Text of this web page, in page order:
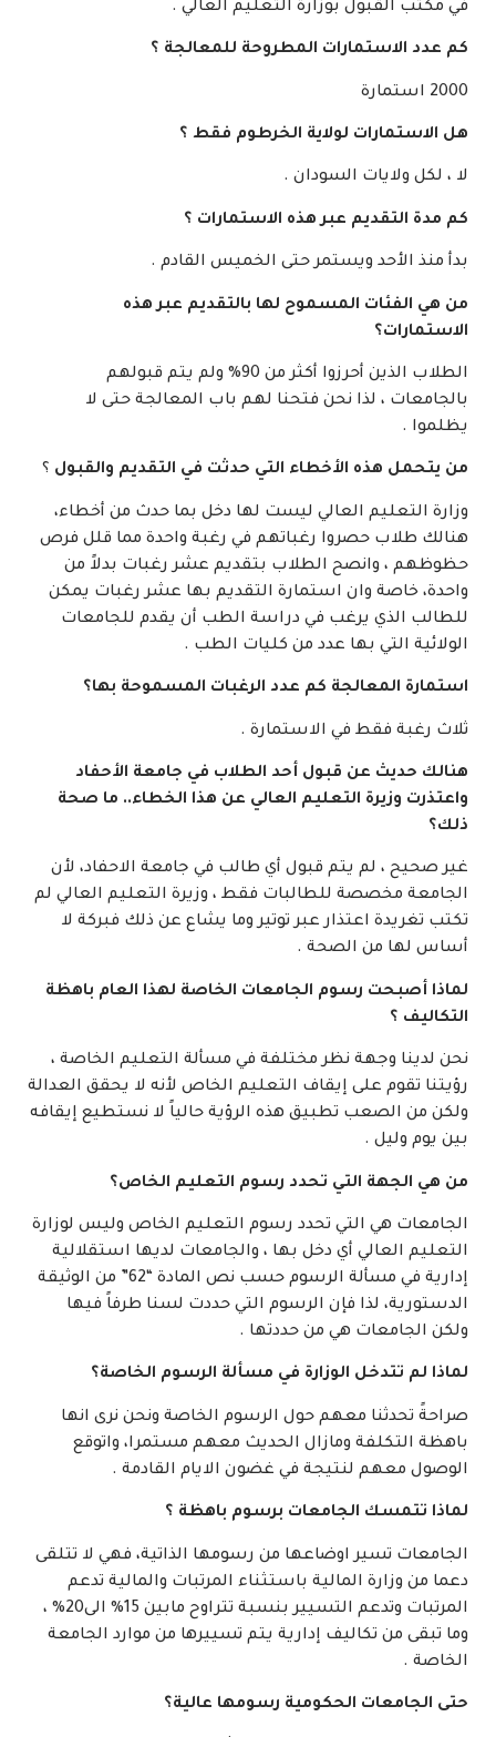
في مكتب القبول بوزارة التعليم العالي .
كم عدد الاستمارات المطروحة للمعالجة ؟
2000 استمارة
هل الاستمارات لولاية الخرطوم فقط ؟
لا ، لكل ولايات السودان .
كم مدة التقديم عبر هذه الاستمارات ؟
بدأ منذ الأحد ويستمر حتى الخميس القادم .
من هي الفئات المسموح لها بالتقديم عبر هذه
الاستمارات؟
الطلاب الذين أحرزوا أكثر من 90% ولم يتم قبولهم
بالجامعات ، لذا نحن فتحنا لهم باب المعالجة حتى لا
يظلموا .
من يتحمل هذه الأخطاء التي حدثت في التقديم والقبول ؟
وزارة التعليم العالي ليست لها دخل بما حدث من أخطاء،
هنالك طلاب حصروا رغباتهم في رغبة واحدة مما قلل فرص
حظوظهم ، وانصح الطلاب بتقديم عشر رغبات بدلاً من
واحدة، خاصة وان استمارة التقديم بها عشر رغبات يمكن
للطالب الذي يرغب في دراسة الطب أن يقدم للجامعات
الولائية التي بها عدد من كليات الطب .
استمارة المعالجة كم عدد الرغبات المسموحة بها؟
ثلاث رغبة فقط في الاستمارة .
هنالك حديث عن قبول أحد الطلاب في جامعة الأحفاد
واعتذرت وزيرة التعليم العالي عن هذا الخطاء.. ما صحة
ذلك؟
غير صحيح ، لم يتم قبول أي طالب في جامعة الاحفاد، لأن
الجامعة مخصصة للطالبات فقط ، وزيرة التعليم العالي لم
تكتب تغريدة اعتذار عبر توتير وما يشاع عن ذلك فبركة لا
أساس لها من الصحة .
لماذا أصبحت رسوم الجامعات الخاصة لهذا العام باهظة
التكاليف ؟
نحن لدينا وجهة نظر مختلفة في مسألة التعليم الخاصة ،
رؤيتنا تقوم على إيقاف التعليم الخاص لأنه لا يحقق العدالة
ولكن من الصعب تطبيق هذه الرؤية حالياً لا نستطيع إيقافه
بين يوم وليل .
من هي الجهة التي تحدد رسوم التعليم الخاص؟
الجامعات هي التي تحدد رسوم التعليم الخاص وليس لوزارة
التعليم العالي أي دخل بها ، والجامعات لديها استقلالية
إدارية في مسألة الرسوم حسب نص المادة “62” من الوثيقة
الدستورية، لذا فإن الرسوم التي حددت لسنا طرفاً فيها
ولكن الجامعات هي من حددتها .
لماذا لم تتدخل الوزارة في مسألة الرسوم الخاصة؟
صراحةً تحدثنا معهم حول الرسوم الخاصة ونحن نرى انها
باهظة التكلفة ومازال الحديث معهم مستمرا، واتوقع
الوصول معهم لنتيجة في غضون الايام القادمة .
لماذا تتمسك الجامعات برسوم باهظة ؟
الجامعات تسير اوضاعها من رسومها الذاتية، فهي لا تتلقى
دعما من وزارة المالية باستثناء المرتبات والمالية تدعم
المرتبات وتدعم التسيير بنسبة تتراوح مابين 15% الى20% ،
وما تبقى من تكاليف إدارية يتم تسييرها من موارد الجامعة
الخاصة .
حتى الجامعات الحكومية رسومها عالية؟